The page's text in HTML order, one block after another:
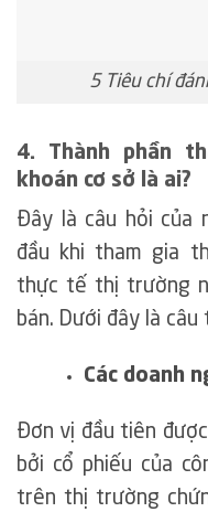
5 Tiêu chí
4. Thành phần
khoán cơ sở là ai?
Đây là câu hỏi của
đầu khi tham gia
thực tế thị trường
bán. Dưới đây là
Các doanh
Đơn vị đầu tiên
bởi cổ phiếu của
trên thị trường